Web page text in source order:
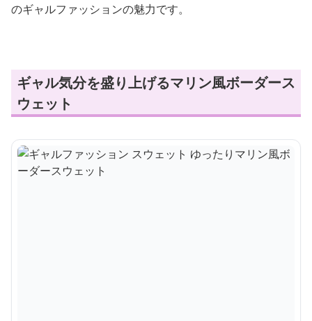
のギャルファッションの魅力です。
ギャル気分を盛り上げるマリン風ボーダース
ウェット